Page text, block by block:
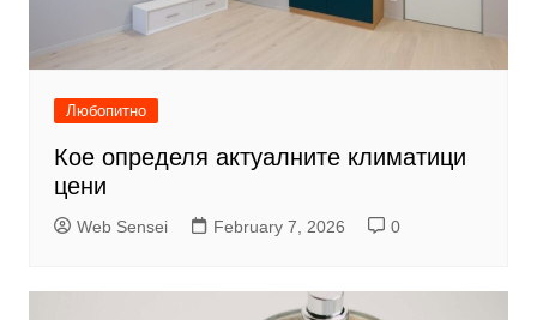
Любопитно
Кое определя актуалните климатици
цени
Web Sensei February 7, 2026 0